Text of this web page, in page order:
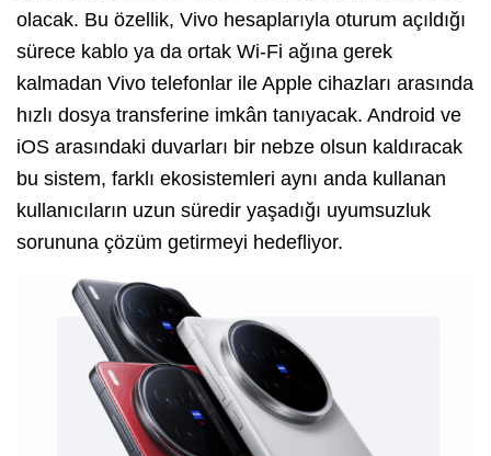
olacak. Bu özellik, Vivo hesaplarıyla oturum açıldığı
sürece kablo ya da ortak Wi-Fi ağına gerek
kalmadan Vivo telefonlar ile Apple cihazları arasında
hızlı dosya transferine imkân tanıyacak. Android ve
iOS arasındaki duvarları bir nebze olsun kaldıracak
bu sistem, farklı ekosistemleri aynı anda kullanan
kullanıcıların uzun süredir yaşadığı uyumsuzluk
sorununa çözüm getirmeyi hedefliyor.